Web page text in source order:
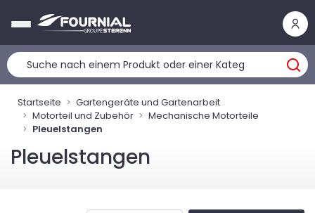
Startseite
Gartengeräte und Gartenarbeit
Motorteil und Zubehör
Mechanische Motorteile
Pleuelstangen
Pleuelstangen